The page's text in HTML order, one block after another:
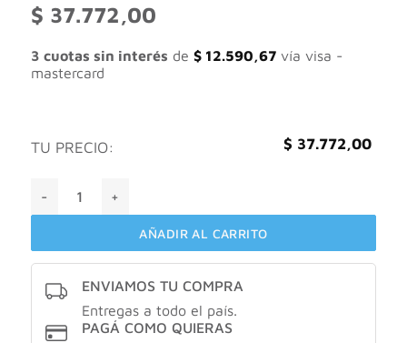
$ 37.772,00
3 cuotas sin interés de $12.590,67vía visa -
mastercard
TU PRECIO: $ 37.772,00
AÑADIR AL CARRITO
ENVIAMOS TU COMPRA
Entregas a todo el país.
PAGÁ COMO QUIERAS